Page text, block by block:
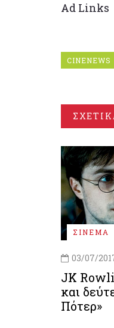
Ad Links
CINENEWS
ΣΙΝΕΜΑ
03/07/
JK
και
Πότερ»